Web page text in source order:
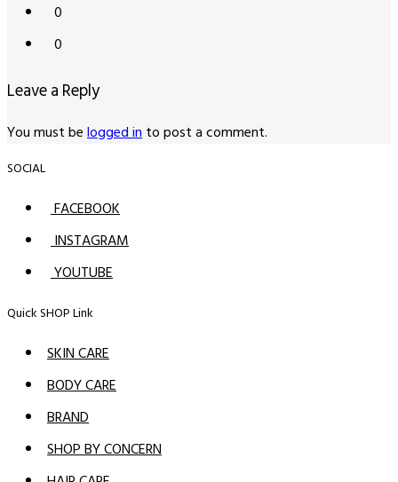
0
0
Leave a Reply
You must belogged into post a comment.
SOCIAL
FACEBOOK
INSTAGRAM
YOUTUBE
Quick SHOP Link
SKIN CARE
BODY CARE
BRAND
SHOP BY CONCERN